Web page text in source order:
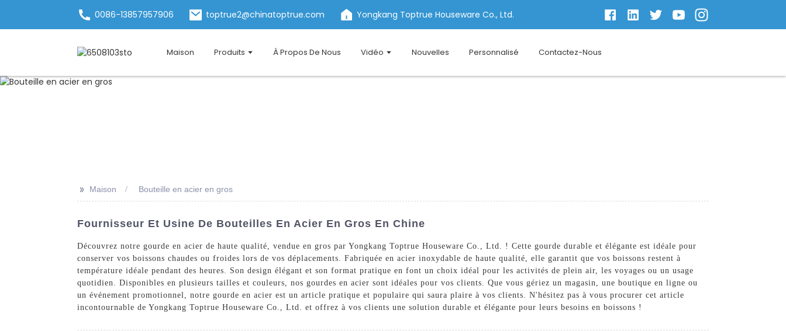
0086-13857957906 toptrue2@chinatoptrue.com Yongkang Toptrue Houseware Co., Ltd.
Maison Produits À Propos De Nous Vidéo Nouvelles Personnalisé Contactez-Nous
>> Maison Bouteille en acier en gros
Fournisseur Et Usine De Bouteilles En Acier En Gros En Chine
Découvrez notre gourde en acier de haute qualité, vendue en gros par Yongkang Toptrue Houseware Co., Ltd. ! Cette gourde durable et élégante est idéale pour
conserver vos boissons chaudes ou froides lors de vos déplacements. Fabriquée en acier inoxydable de haute qualité, elle garantit que vos boissons restent à
température idéale pendant des heures. Son design élégant et son format pratique en font un choix idéal pour les activités de plein air, les voyages ou un usage
quotidien. Disponibles en plusieurs tailles et couleurs, nos gourdes en acier sont idéales pour vos clients. Que vous gériez un magasin, une boutique en ligne ou
un événement promotionnel, notre gourde en acier est un article pratique et populaire qui saura plaire à vos clients. N'hésitez pas à vous procurer cet article
incontournable de Yongkang Toptrue Houseware Co., Ltd. et offrez à vos clients une solution durable et élégante pour leurs besoins en boissons !